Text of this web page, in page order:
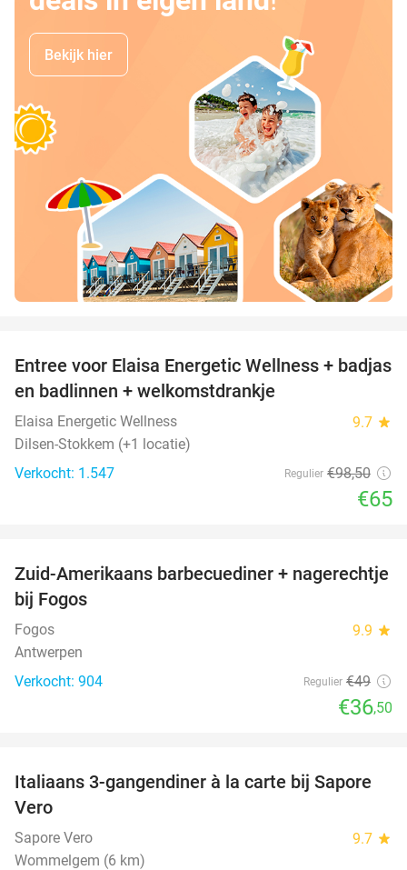
Bekijk hier
34%
Entree voor Elaisa Energetic Wellness + badjas
en badlinnen + welkomstdrankje
Elaisa Energetic Wellness 9.7 star
Dilsen-Stokkem (+1 locatie)
Verkocht: 1.547
Regulier €98,50
€65
26%
Zuid-Amerikaans barbecuediner + nagerechtje
bij Fogos
Fogos 9.9 star
Antwerpen
Verkocht: 904
Regulier €49
€36,50
46%
Italiaans 3-gangendiner à la carte bij Sapore
Vero
Sapore Vero 9.7 star
Wommelgem (6 km)